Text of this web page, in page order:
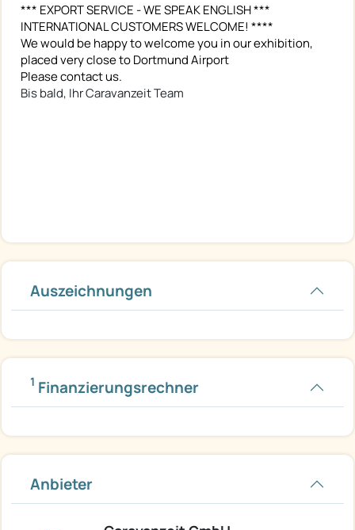
*** EXPORT SERVICE - WE SPEAK ENGLISH ***
INTERNATIONAL CUSTOMERS WELCOME! ****
We would be happy to welcome you in our exhibition,
placed very close to Dortmund Airport
Please contact us.
Bis bald, Ihr Caravanzeit Team
Auszeichnungen
1 Finanzierungsrechner
Anbieter